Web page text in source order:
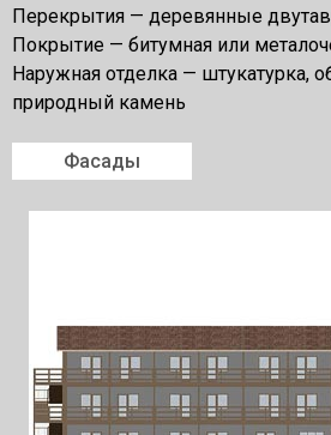
Перекрытия — деревянные
Покрытие — битумная или
Наружная отделка — штукатурка,
природный камень
Фасады